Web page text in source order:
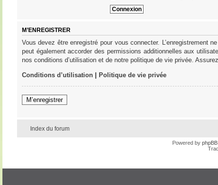
M’ENREGISTRER
Vous devez être enregistré pour vous connecter. L’enregistrement
peut également accorder des permissions additionnelles aux
nos conditions d’utilisation et de notre politique de vie privée.
Conditions d’utilisation| Politique de vie privée
M’enregistrer
Index du forum
Powered by phpBB